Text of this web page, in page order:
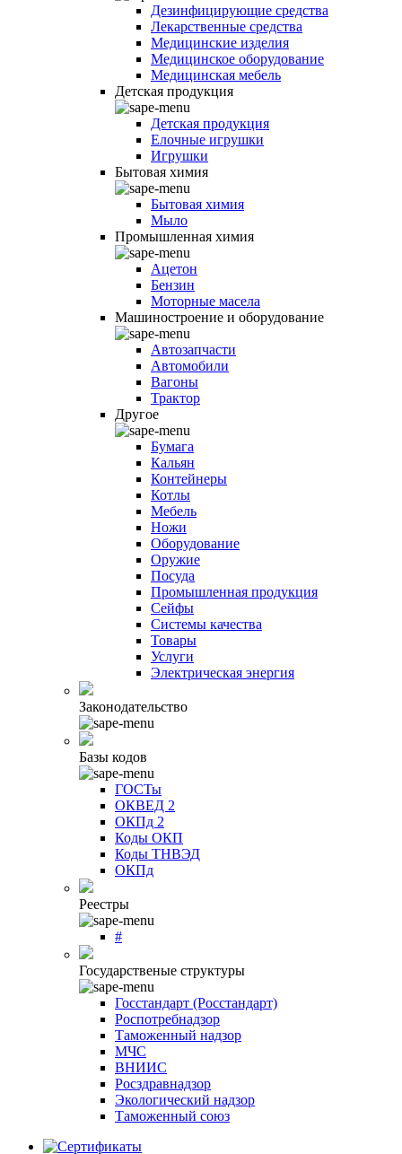
Дезинфицирующие средства
Лекарственные средства
Медицинские изделия
Медицинское оборудование
Медицинская мебель
Детская продукция
Детская продукция
Елочные игрушки
Игрушки
Бытовая химия
Бытовая химия
Мыло
Промышленная химия
Ацетон
Бензин
Моторные масела
Машиностроение и оборудование
Автозапчасти
Автомобили
Вагоны
Трактор
Другое
Бумага
Кальян
Контейнеры
Котлы
Мебель
Ножи
Оборудование
Оружие
Посуда
Промышленная продукция
Сейфы
Системы качества
Товары
Услуги
Электрическая энергия
Законодательство
Базы кодов
ГОСТы
ОКВЕД 2
ОКПд 2
Коды ОКП
Коды ТНВЭД
ОКПд
Реестры
#
Государственые структуры
Госстандарт (Росстандарт)
Роспотребнадзор
Таможенный надзор
МЧС
ВНИИС
Росздравнадзор
Экологический надзор
Таможенный союз